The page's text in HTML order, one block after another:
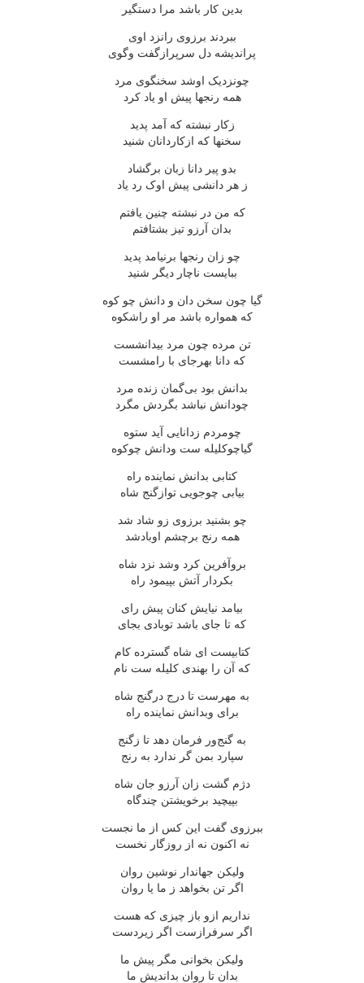
بدین کار باشد مرا دستگیر
ببردند برزوی رانزد اوی
پراندیشه دل سرپرازگفت وگوی
چونزدیک اوشد سخنگوی مرد
همه رنجها پیش او یاد کرد
زکار نبشته که آمد پدید
سخنها که ازکاردانان شنید
بدو پیر دانا زبان برگشاد
ز هر دانشی پیش اوک رد یاد
که من در نبشته چنین یافتم
بدان آرزو تیز بشتافتم
چو زان رنجها برنیامد پدید
ببایست ناچار دیگر شنید
گیا چون سخن دان و دانش چو کوه
که همواره باشد مر او راشکوه
تن مرده چون مرد بیدانشست
که دانا بهرجای با رامشست
بدانش بود بی‌گمان زنده مرد
چودانش نباشد بگردش مگرد
چومردم زدانایی آید ستوه
گیاچوکلیله ست ودانش چوکوه
کتابی بدانش نماینده راه
بیابی چوجویی توازگنج شاه
چو بشنید برزوی زو شاد شد
همه رنج برچشم اوبادشد
بروآفرین کرد وشد نزد شاه
بکردار آتش بپیمود راه
بیامد نیایش کنان پیش رای
که تا جای باشد توبادی بجای
کتابیست ای شاه گسترده کام
که آن را بهندی کلیله ست نام
به مهرست تا درج درگنج شاه
برای وبدانش نماینده راه
به گنج‌ور فرمان دهد تا زگنج
سپارد بمن گر ندارد به رنج
دژم گشت زان آرزو جان شاه
بپیچید برخویشتن چندگاه
ببرزوی گفت این کس از ما نجست
نه اکنون نه از روزگار نخست
ولیکن جهاندار نوشین روان
اگر تن بخواهد ز ما یا روان
نداریم ازو باز چیزی که هست
اگر سرفرازست اگر زیردست
ولیکن بخوانی مگر پیش ما
بدان تا روان بداندیش ما